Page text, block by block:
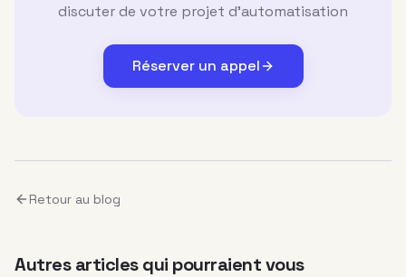
discuter de votre projet d'automatisation
Réserver un appel
Retour au blog
Autres articles qui pourraient vous